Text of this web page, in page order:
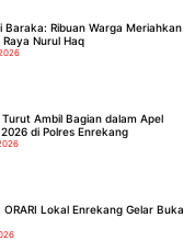
Baraka: Ribuan Warga Meriahkan
Nurul Haq
Ambil Bagian dalam Apel
di Polres Enrekang
Lokal Enrekang Gelar Buka